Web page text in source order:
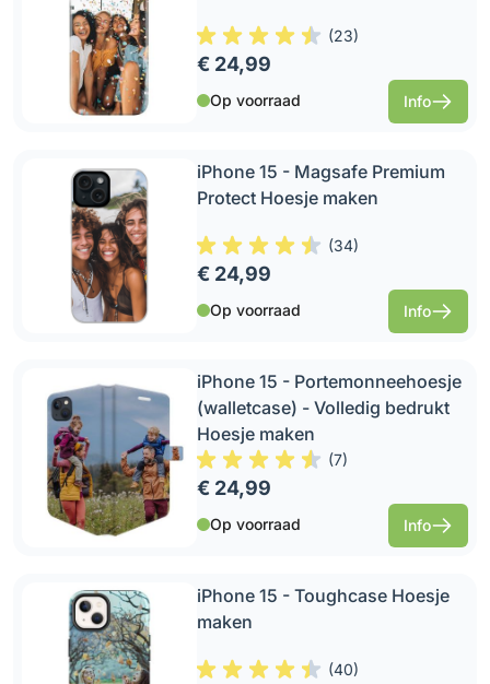
(23)
€ 24,99
Op voorraad Info
iPhone 15 - Magsafe Premium
Protect Hoesje maken
(34)
€ 24,99
Op voorraad Info
iPhone 15 - Portemonneehoesje
(walletcase) - Volledig bedrukt
Hoesje maken
(7)
€ 24,99
Op voorraad Info
iPhone 15 - Toughcase Hoesje
maken
(40)